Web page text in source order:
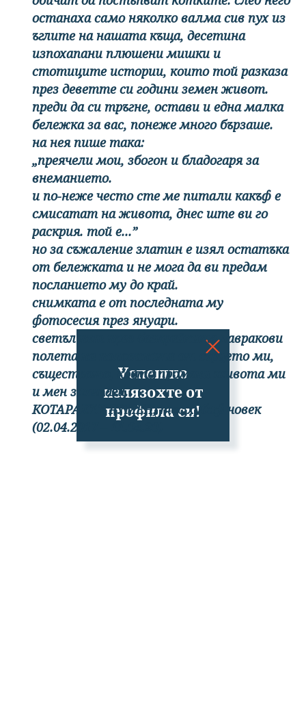
Успешно
излязохте от
профила си!
останаха само няколко валма сив пух из
ъглите на нашата къща, десетина
изпохапани плюшени мишки и
стотиците истории, които той разказа
през деветте си години земен живот.
преди да си тръгне, остави и една малка
бележка за вас, понеже много бързаше.
на нея пише така:
„преячели мои, збогон и бладогаря за
внеманието.
и по-неже често сте ме питали какъф е
смисатат на живота, днес ште ви го
раскрия. той е...”
но за съжаление златин е изял остатъка
от бележката и не мога да ви предам
посланието му до край.
снимката е от последната му
фотосесия през януари.
светъл път през безкрайните лавракови
полета на половината от сърцето ми,
съществото, което промени живота ми
и мен завинаги.
КОТАРАКЪТ РУМЕН, тос хубаф човек
(02.04.2017 – 11.04.20)